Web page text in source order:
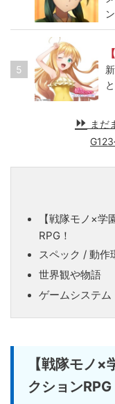
5
まだ
【戦隊モノ×
RPG！
スペック / 動作
世界観や物語
ゲームシステム
【戦隊モノ
クションRPG